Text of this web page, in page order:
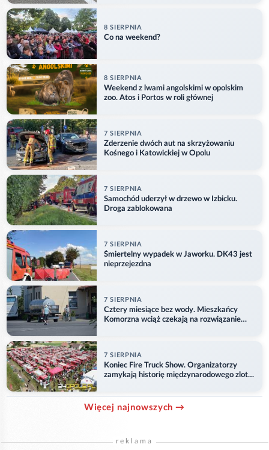
8 SIERPNIA
Co na weekend?
8 SIERPNIA
Weekend z lwami angolskimi w opolskim
zoo. Atos i Portos w roli głównej
7 SIERPNIA
Zderzenie dwóch aut na skrzyżowaniu
Kośnego i Katowickiej w Opolu
7 SIERPNIA
Samochód uderzył w drzewo w Izbicku.
Droga zablokowana
7 SIERPNIA
Śmiertelny wypadek w Jaworku. DK43 jest
nieprzejezdna
7 SIERPNIA
Cztery miesiące bez wody. Mieszkańcy
Komorzna wciąż czekają na rozwiązanie
7 SIERPNIA
Koniec Fire Truck Show. Organizatorzy
zamykają historię międzynarodowego zlotu
Więcej najnowszych →
reklama